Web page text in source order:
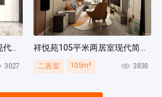
海域香庭120平米三居室现代简约风装修案例
3027
祥悦苑105平米两居室现代简约风装修案例
二居室 105m² 3838